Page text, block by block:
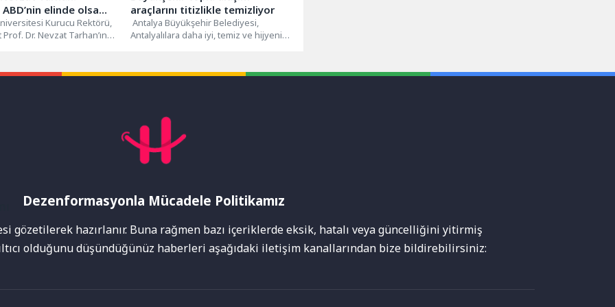
ABD’nin elinde olsa
turizm merkezi
Kurucu Rektörü,
Dr. Nevzat Tarhan’ın
araçlarını titizlikle temizliyor
Antalya Büyükşehir Belediyesi,
Antalyalılara daha iyi, temiz ve hijyenik
Dezenformasyonla Mücadele Politikamız
gözetilerek hazırlanır. Buna rağmen bazı içeriklerde eksik, hatalı veya güncelliğini yitirmiş
olduğunu düşündüğünüz haberleri aşağıdaki iletişim kanallarından bize bildirebilirsiniz: